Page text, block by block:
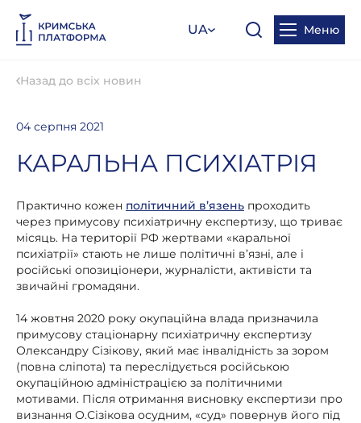
UA Меню
Назад до всіх новин
04 серпня 2021
КАРАЛЬНА ПСИХІАТРІЯ
Практично кожен політичний в’язень проходить
через примусову психіатричну експертизу, що триває
місяць. На території РФ жертвами «каральної
психіатрії» стають не лише політичні в’язні, але і
російські опозиціонери, журналісти, активісти та
звичайні громадяни.
14 жовтня 2020 року окупаційна влада призначила
примусову стаціонарну психіатричну експертизу
Олександру Сізікову, який має інвалідність за зором
(повна сліпота) та переслідується російською
окупаційною адміністрацією за політичними
мотивами. Після отримання висновку експертизи про
визнання О.Сізікова осудним, «суд» повернув його під